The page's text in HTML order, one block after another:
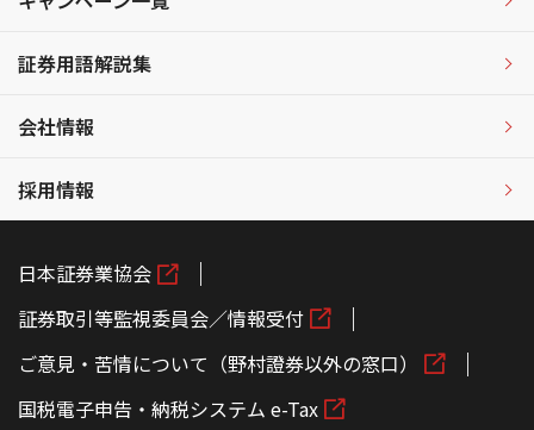
証券用語解説集
会社情報
採用情報
日本証券業協会
証券取引等監視委員会／情報受付
ご意見・苦情について（野村證券以外の窓口）
国税電子申告・納税システム e-Tax